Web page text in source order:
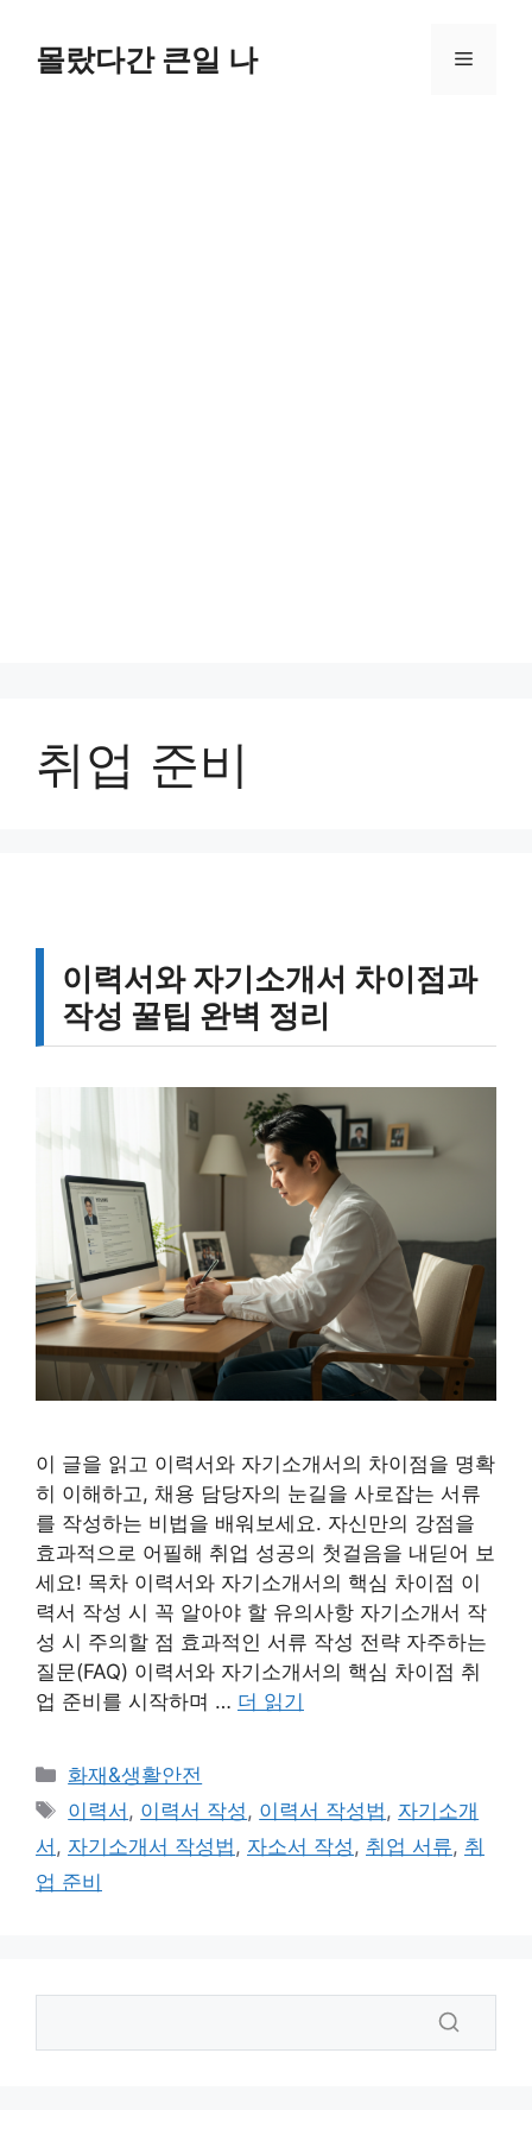
몰랐다간 큰일 나 메
취업 준비
이력서와 자기소개서 차이점과
작성 꿀팁 완벽 정리
이 글을 읽고 이력서와 자기소개서의 차이점을 명확
히 이해하고, 채용 담당자의 눈길을 사로잡는 서류
를 작성하는 비법을 배워보세요. 자신만의 강점을
효과적으로 어필해 취업 성공의 첫걸음을 내딛어 보
세요! 목차 이력서와 자기소개서의 핵심 차이점 이
력서 작성 시 꼭 알아야 할 유의사항 자기소개서 작
성 시 주의할 점 효과적인 서류 작성 전략 자주하는
질문(FAQ) 이력서와 자기소개서의 핵심 차이점 취
업 준비를 시작하며 … 더 읽기
카
테
고
리
화재&생활안전
태
그
이력서 , 이력서 작성 , 이력서 작성법 , 자기소개
서 , 자기소개서 작성법 , 자소서 작성 , 취업 서류, 취
업 준비